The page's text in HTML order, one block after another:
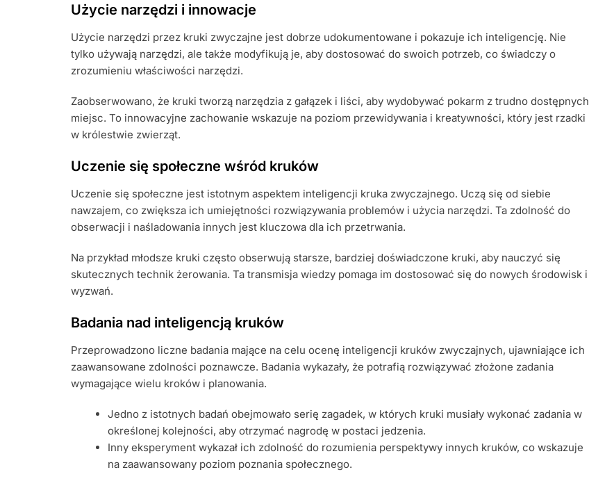
Użycie narzędzi i innowacje
Użycie narzędzi przez kruki zwyczajne jest dobrze udokumentowane i pokazuje ich inteligencję. Nie
tylko używają narzędzi, ale także modyfikują je, aby dostosować do swoich potrzeb, co świadczy o
zrozumieniu właściwości narzędzi.
Zaobserwowano, że kruki tworzą narzędzia z gałązek i liści, aby wydobywać pokarm z trudno dostępnych
miejsc. To innowacyjne zachowanie wskazuje na poziom przewidywania i kreatywności, który jest rzadki
w królestwie zwierząt.
Uczenie się społeczne wśród kruków
Uczenie się społeczne jest istotnym aspektem inteligencji kruka zwyczajnego. Uczą się od siebie
nawzajem, co zwiększa ich umiejętności rozwiązywania problemów i użycia narzędzi. Ta zdolność do
obserwacji i naśladowania innych jest kluczowa dla ich przetrwania.
Na przykład młodsze kruki często obserwują starsze, bardziej doświadczone kruki, aby nauczyć się
skutecznych technik żerowania. Ta transmisja wiedzy pomaga im dostosować się do nowych środowisk i
wyzwań.
Badania nad inteligencją kruków
Przeprowadzono liczne badania mające na celu ocenę inteligencji kruków zwyczajnych, ujawniające ich
zaawansowane zdolności poznawcze. Badania wykazały, że potrafią rozwiązywać złożone zadania
wymagające wielu kroków i planowania.
Jedno z istotnych badań obejmowało serię zagadek, w których kruki musiały wykonać zadania w
określonej kolejności, aby otrzymać nagrodę w postaci jedzenia.
Inny eksperyment wykazał ich zdolność do rozumienia perspektywy innych kruków, co wskazuje
na zaawansowany poziom poznania społecznego.